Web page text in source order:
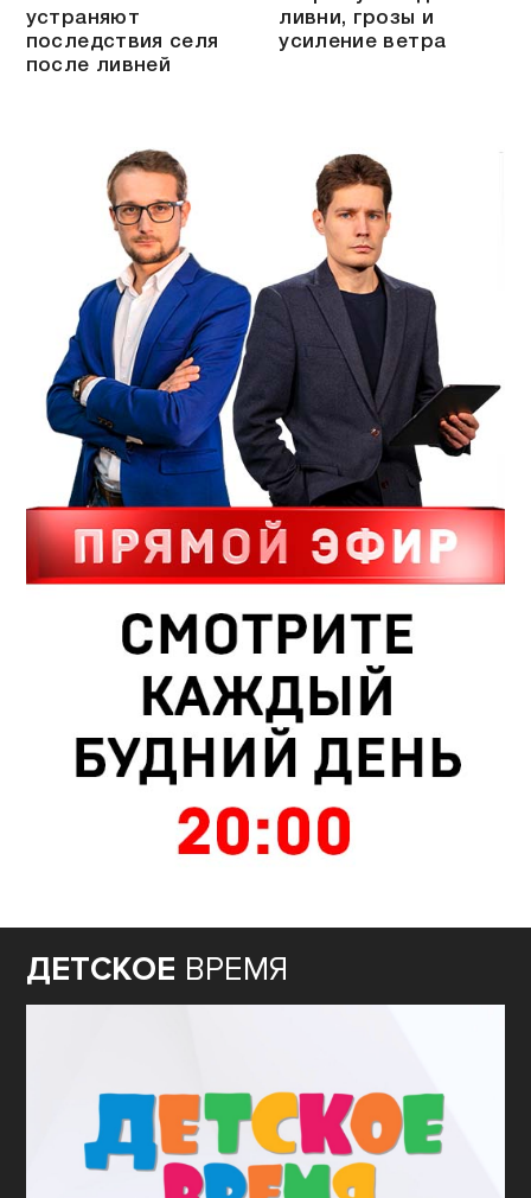
устраняют
последствия селя
после ливней
ливни, грозы и
усиление ветра
ДЕТСКОЕ ВРЕМЯ